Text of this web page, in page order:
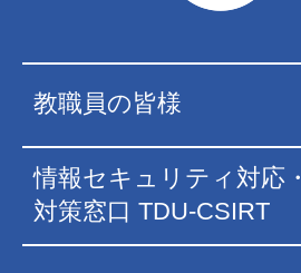
教職員の皆様
情報セキュリティ対応・
対策窓口 TDU-CSIRT